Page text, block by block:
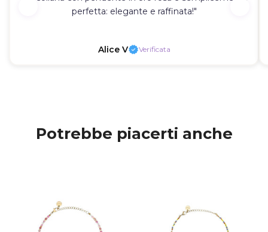
perfetta: elegante e raffinata!"
Alice V Verificata
Potrebbe piacerti anche